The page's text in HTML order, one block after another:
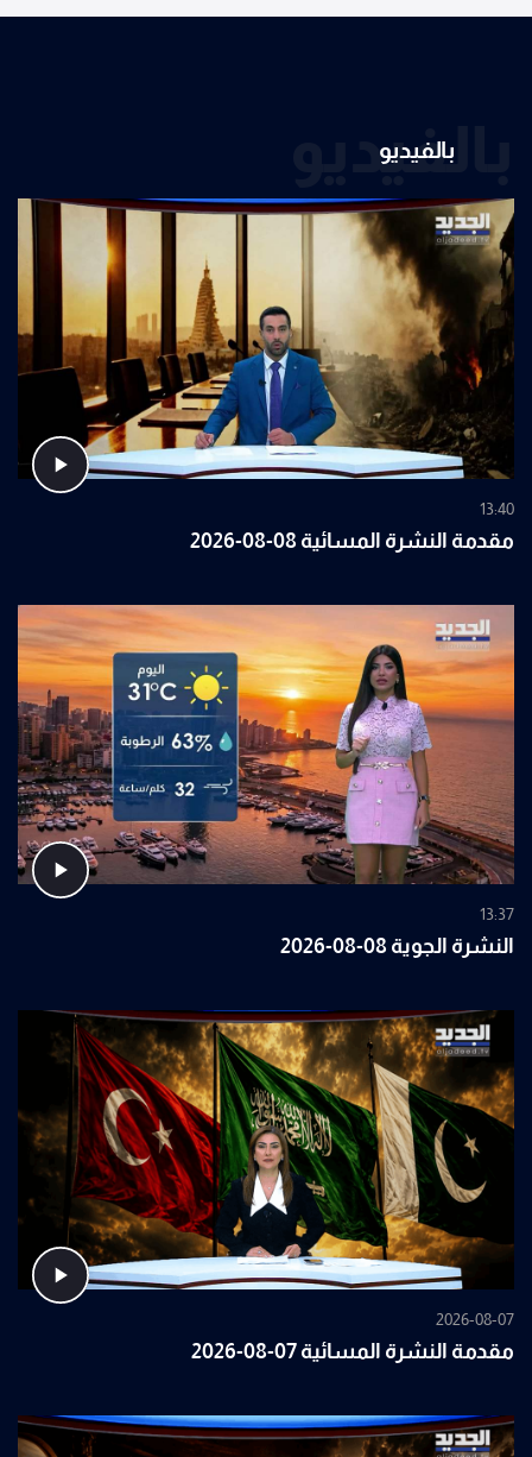
بالفيديو
بالفيديو
13:40
مقدمة النشرة المسائية 08-08-2026
13:37
النشرة الجوية 08-08-2026
2026-08-07
مقدمة النشرة المسائية 07-08-2026